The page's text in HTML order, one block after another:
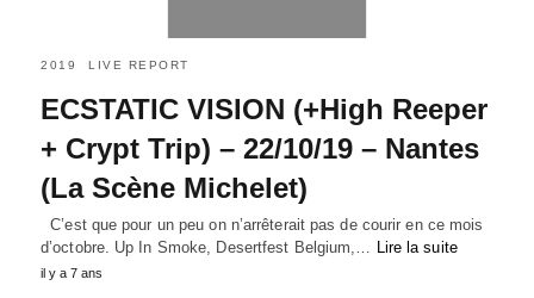
2019 LIVE REPORT
ECSTATIC VISION (+High Reeper
+ Crypt Trip) – 22/10/19 – Nantes
(La Scène Michelet)
C’est que pour un peu on n’arrêterait pas de courir en ce mois
d’octobre. Up In Smoke, Desertfest Belgium,… Lire la suite
il y a 7 ans